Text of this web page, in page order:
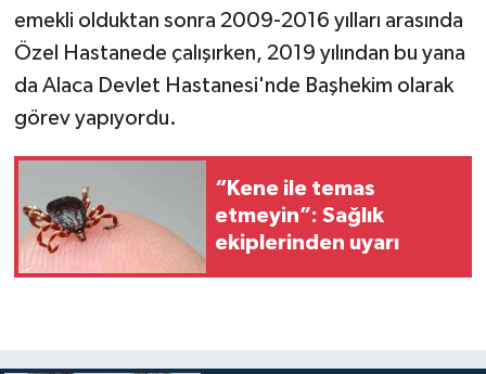
emekli olduktan sonra 2009-2016 yılları arasında
Özel Hastanede çalışırken, 2019 yılından bu yana
da Alaca Devlet Hastanesi'nde Başhekim olarak
görev yapıyordu.
“Kene ile temas
etmeyin”: Sağlık
ekiplerinden uyarı